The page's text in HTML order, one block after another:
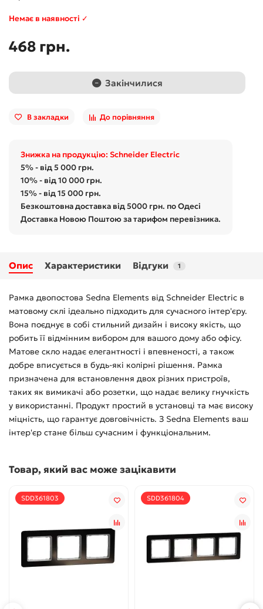
Немає в наявності ✓
468 грн.
Закінчилися
В закладки До порівняння
Знижка на продукцію: Schneider Electric
5% - від 5 000 грн.
10% - від 10 000 грн.
15% - від 15 000 грн.
Безкоштовна доставка від 5000 грн. по Одесі
Доставка Новою Поштою за тарифом перевізника.
Опис Характеристики Відгуки 1
Рамка двопостова Sedna Elements від Schneider Electric в
матовому склі ідеально підходить для сучасного інтер'єру.
Вона поєднує в собі стильний дизайн і високу якість, що
робить її відмінним вибором для вашого дому або офісу.
Матове скло надає елегантності і впевненості, а також
добре вписується в будь-які колірні рішення. Рамка
призначена для встановлення двох різних пристроїв,
таких як вимикачі або розетки, що надає велику гнучкість
у використанні. Продукт простий в установці та має високу
міцність, що гарантує довговічність. З Sedna Elements ваш
інтер'єр стане більш сучасним і функціональним.
Товар, який вас може зацікавити
SDD361803 SDD361804